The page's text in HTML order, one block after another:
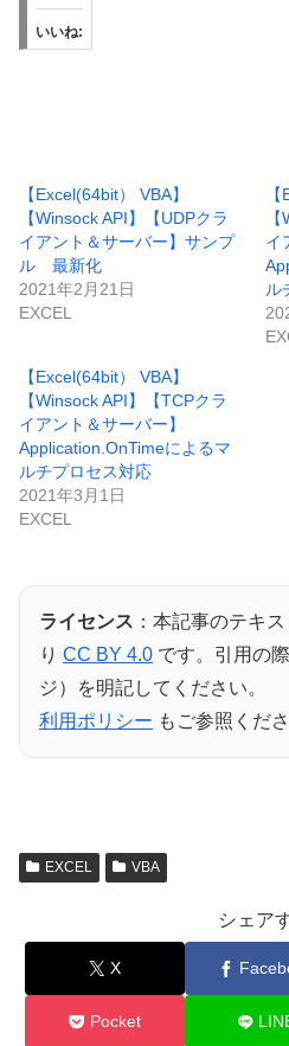
いいね:
【Excel(64bit） VBA】
【Winsock API】【UDPクラ
イアント＆サーバー】サンプ
ル 最新化
2021年2月21日
EXCEL
イ
ル
【Excel(64bit） VBA】
【Winsock API】【TCPクラ
イアント＆サーバー】
Application.OnTimeによるマ
ルチプロセス対応
2021年3月1日
EXCEL
ライセンス ：本記事のテキ
り CC BY 4.0 です。引用の
ジ）を明記してください。
利用ポリシー もご参照くださ
EXCEL VBA
シェア
X
Pocket